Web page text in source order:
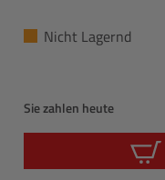
Nicht Lagernd
Sie zahlen heute